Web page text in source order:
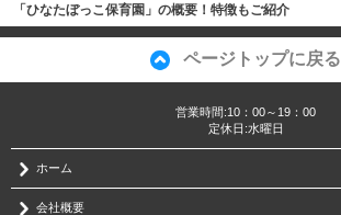
「ひなたぼっこ保育園」の概要！特徴もご紹介
ページトップに戻る
営業時間:10：00～19：00
定休日:水曜日
ホーム
会社概要